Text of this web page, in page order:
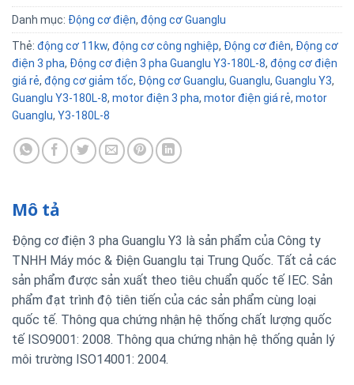
Danh mục: Động cơ điện, động cơ Guanglu
Thẻ: động cơ 11kw, động cơ công nghiệp, Động cơ điên, Động cơ
điện 3 pha, Động cơ điện 3 pha Guanglu Y3-180L-8, động cơ điện
giá rẻ, động cơ giảm tốc, Động cơ Guanglu, Guanglu, Guanglu Y3,
Guanglu Y3-180L-8, motor điện 3 pha, motor điện giá rẻ, motor
Guanglu, Y3-180L-8
Mô tả
Động cơ điện 3 pha Guanglu Y3 là sản phẩm của Công ty
TNHH Máy móc & Điện Guanglu tại Trung Quốc. Tất cả các
sản phẩm được sản xuất theo tiêu chuẩn quốc tế IEC. Sản
phẩm đạt trình độ tiên tiến của các sản phẩm cùng loại
quốc tế. Thông qua chứng nhận hệ thống chất lượng quốc
tế ISO9001: 2008. Thông qua chứng nhận hệ thống quản lý
môi trường ISO14001: 2004.